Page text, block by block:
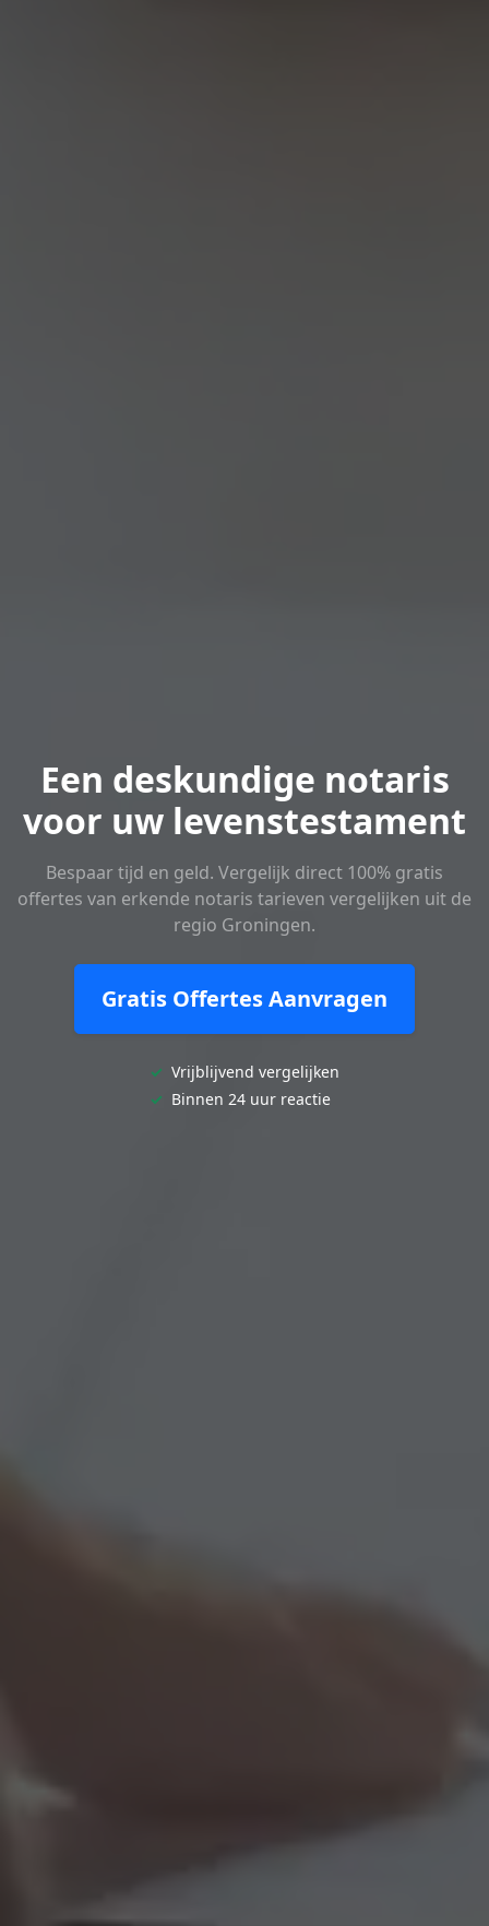
Een deskundige notaris
voor uw levenstestament
Bespaar tijd en geld. Vergelijk direct 100% gratis
offertes van erkende notaris tarieven vergelijken uit de
regio Groningen.
Gratis Offertes Aanvragen
✓ Vrijblijvend vergelijken
✓ Binnen 24 uur reactie